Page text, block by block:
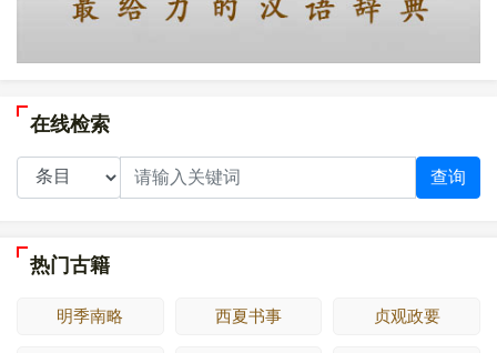
在线检索
查询
热门古籍
明季南略 西夏书事 贞观政要